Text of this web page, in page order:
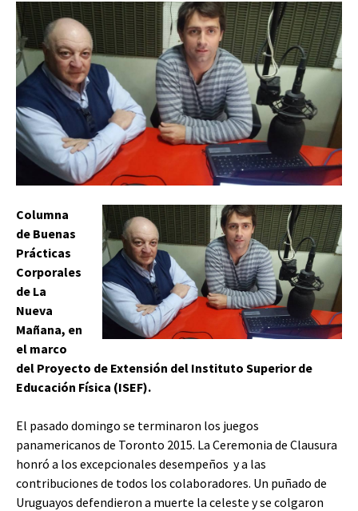
Columna
de Buenas
Prácticas
Corporales
de La
Nueva
Mañana, en
el marco
del Proyecto de Extensión del Instituto Superior de
Educación Física (ISEF).
El pasado domingo se terminaron los juegos
panamericanos de Toronto 2015. La Ceremonia de Clausura
honró a los excepcionales desempeños y a las
contribuciones de todos los colaboradores. Un puñado de
Uruguayos defendieron a muerte la celeste y se colgaron